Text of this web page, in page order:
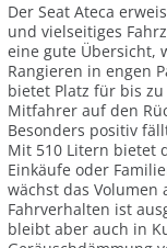
Der Seat Ateca
und vielseitiges
eine gute Übersicht,
Rangieren in engen
bietet Platz für bis
Mitfahrer auf den
Besonders positiv
Mit 510 Litern bietet
Einkäufe oder
wächst das Volumen
Fahrverhalten ist
bleibt aber auch in